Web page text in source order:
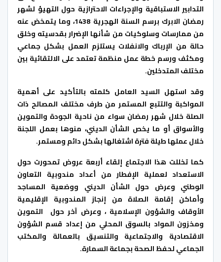
التدابير الاستباقية والإجراءات الاحترازية حول التهيؤ لشهر
رمضان الابرك برسم السنة الهجرية 1438، وما يتمخض عنه
من ممارسات وسلوكيات من شأنها الإضرار بقدسيته وخلق
حالة من الإرباك والانفلات يستلزم العمل بشكل جماعي
ومكثف ورسم خطة عمل منظمة تعتمد على الالتقائية بين
مختلف المتدخلين.
وقد استهل السيد العامل كلمته بالتأكيد على أهمية
المواكبة والتتبع المستمر من طرف مختلف المصالح ذات
الصلة خلال شهر رمضان سواء من ناحية الجودة والتموين
والأسواق أو ما يخص الشأن الديني، منوها بعمل اللجنة
خلال عملها طيلة فترة اشتغالها بشكل دائم ومستمر.
كما تخللت هذا الاجتماع إلقاء أربعة عروض تمحورت حول
الاستعداد لعملية الإفطار من أعداد مندوبية التعاون
الوطني وعرض حول الشأن الديني ووضعية المساجد
وأماكن إقامة الصلاة من إنجاز المندوبية الإقليمية
الأوقاف والشؤون الإسلامية ، وعرض آخر حول التموين
ومخزون المواد بالسوق المحلي من إعداد قسم الشؤون
الاقتصادية والاجتماعية والتنسيق بالعمالة والمكتب
الجماعي لحفظ الصحة بجماعة السمارة.